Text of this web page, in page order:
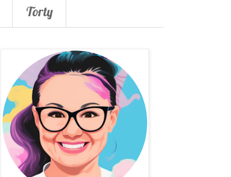
Torty